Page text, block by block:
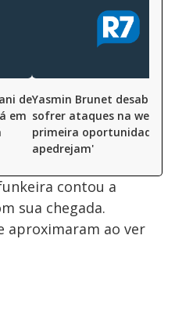
de
em
Yasmin Brunet desabafa
sofrer ataques na web:
primeira oportunidade,
apedrejam'
contou a
sua chegada.
aproximaram ao ver